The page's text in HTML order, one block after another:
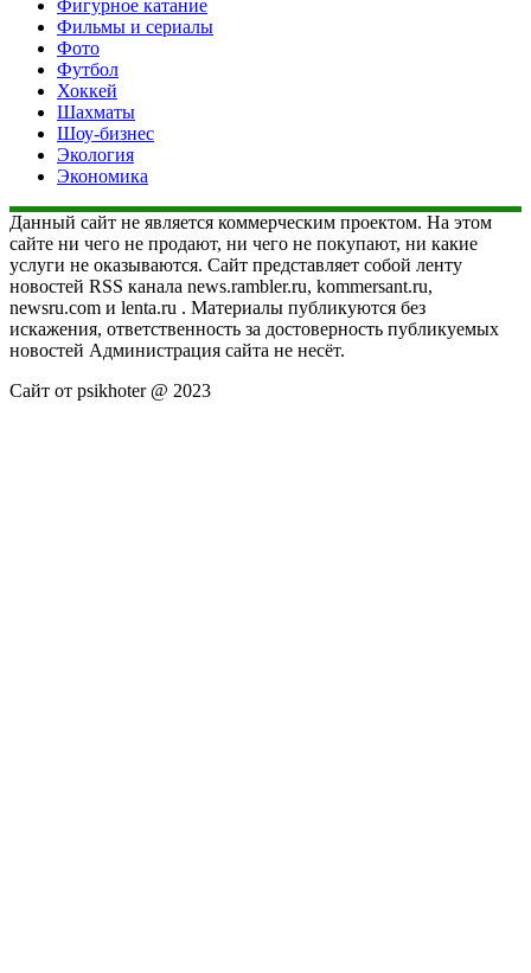
Фигурное катание
Фильмы и сериалы
Фото
Футбол
Хоккей
Шахматы
Шоу-бизнес
Экология
Экономика
Данный сайт не является коммерческим проектом. На этом
сайте ни чего не продают, ни чего не покупают, ни какие
услуги не оказываются. Сайт представляет собой ленту
новостей RSS канала news.rambler.ru, kommersant.ru,
newsru.com и lenta.ru . Материалы публикуются без
искажения, ответственность за достоверность публикуемых
новостей Администрация сайта не несёт.
Сайт от psikhoter @ 2023